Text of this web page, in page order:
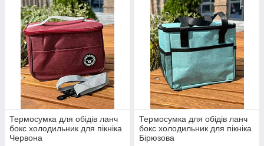
Термосумка для обідів ланч
бокс холодильник для пікніка
Червона
Термосумка для обідів ланч
бокс холодильник для пікніка
Бірюзова